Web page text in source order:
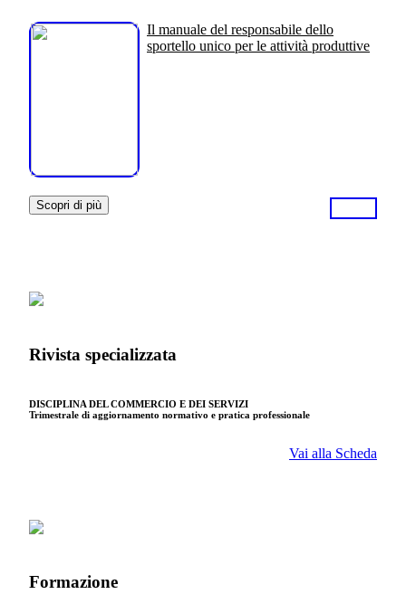
Il manuale del responsabile dello
sportello unico per le attività produttive
Scopri di più
Rivista specializzata
DISCIPLINA DEL COMMERCIO E DEI SERVIZI
Trimestrale di aggiornamento normativo e pratica professionale
Vai alla Scheda
Formazione